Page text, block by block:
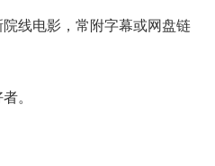
线电影，常附字幕或网盘链
。